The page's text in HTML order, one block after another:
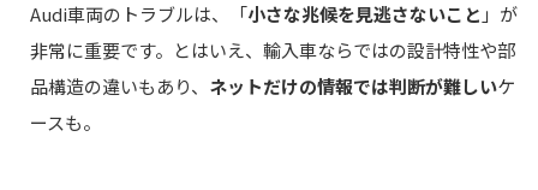
Audi車両のトラブルは、「小さな兆候を見逃さないこと 」が
非常に重要です。とはいえ、輸入車ならではの設計特性や部
品構造の違いもあり、 ネットだけの情報では判断が難しいケ
ースも。